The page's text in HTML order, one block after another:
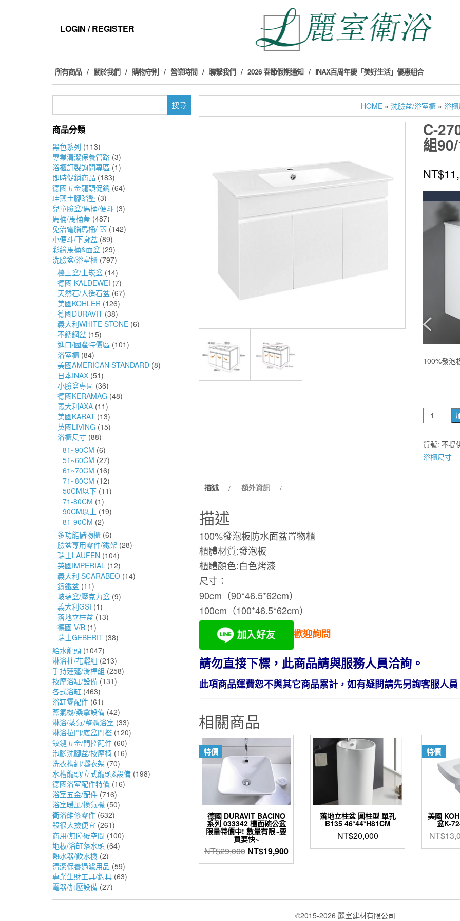
LOGIN / REGISTER
所有商品 關於我們 購物守則 營業時間 聯繫我們 2026 春節假期通知 INAX百周年慶「美好生活」優惠組合
鍵
商品分類
黑色系列 (113)
專業清潔保養管路 (3)
浴櫃訂製詢問專區 (1)
即時促銷商品 (183)
德國五金龍頭促銷 (64)
珪藻土腳踏墊 (3)
兒童臉盆/馬桶/便斗 (3)
馬桶/馬桶蓋 (487)
免治電腦馬桶/ 蓋 (142)
小便斗/下身盆 (89)
彩繪馬桶&面盆 (29)
洗臉盆/浴室櫃 (797)
檯上盆/上崁盆 (14)
德國 KALDEWEI (7)
天然石/人造石盆 (67)
美國KOHLER (126)
德國DURAVIT (38)
義大利WHITE STONE (6)
不銹鋼盆 (15)
進口/國產特價區 (101)
浴室櫃 (84)
美國AMERICAN STANDARD (8)
日本INAX (51)
小臉盆專區 (36)
德國KERAMAG (48)
義大利AXA (11)
美國KARAT (13)
英國LIVING (15)
浴櫃尺寸 (88)
81~90CM (6)
51~60CM (27)
61~70CM (16)
71~80CM (12)
50CM以下 (11)
71-80CM (1)
90CM以上 (19)
81-90CM (2)
多功能儲物櫃 (6)
臉盆專用零件/鐵架 (28)
瑞士LAUFEN (104)
英國IMPERIAL (12)
義大利 SCARABEO (14)
鑄鐵盆 (11)
玻璃盆/壓克力盆 (9)
義大利GSI (1)
落地立柱盆 (13)
德國 V/B (1)
瑞士GEBERIT (38)
給水龍頭 (1047)
淋浴柱/花灑組 (213)
手持蓮蓬/滑桿組 (258)
按摩浴缸/設備 (131)
各式浴缸 (463)
浴缸零配件 (61)
蒸氣機/桑拿設備 (42)
淋浴/蒸氣/整體浴室 (33)
淋浴拉門/底盆門檻 (120)
鉸鏈五金/門控配件 (60)
泡腳洗腳盆/按摩椅 (16)
洗衣槽組/曬衣架 (70)
水槽龍頭/立式龍頭&設備 (198)
德國浴室配件特價 (16)
浴室五金/配件 (716)
浴室暖風/換氣機 (50)
衛浴維修零件 (632)
殺很大撿便宜 (261)
商用/無障礙空間 (100)
地板/浴缸落水頭 (64)
熱水器/飲水機 (2)
清潔保養過濾用品 (59)
專業生財工具/釣具 (63)
電器/加壓設備 (27)
HOME » 洗臉盆/浴室櫃 » 浴
C-
組
NT$
100%發泡
270-
2
精
品
貨號: 不提
浴櫃尺寸
描述 額外資訊
描述
100%發泡板防水面盆置物櫃
櫃體材質:發泡板
櫃體顏色:白色烤漆
尺寸：
90cm（90*46.5*62cm）
100cm（100*46.5*62cm）
歡迎詢問
請勿直接下標，此商品請與服務人員洽詢。
此項商品運費恕不與其它商品累計，如有疑問請先另詢客服人
相關商品
特價
德國 DURAVIT BACINO
系列 033342 檯面碗公盆
限量特價中! 數量有限~要
買要快~
NT$29,000 原
始
NT$19,900目
前
落地立柱盆 圓柱型 單孔
B135 46*44*H81CM
NT$20,000
特價
美國
盆K-
NT$
©2015-2026 麗室建材有限公司